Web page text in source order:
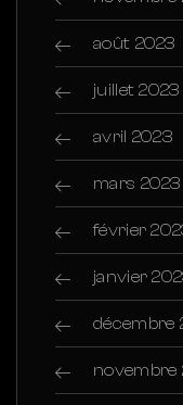
août 2023
juillet 2023
avril 2023
mars 2023
février
janvier
décembre
novembre